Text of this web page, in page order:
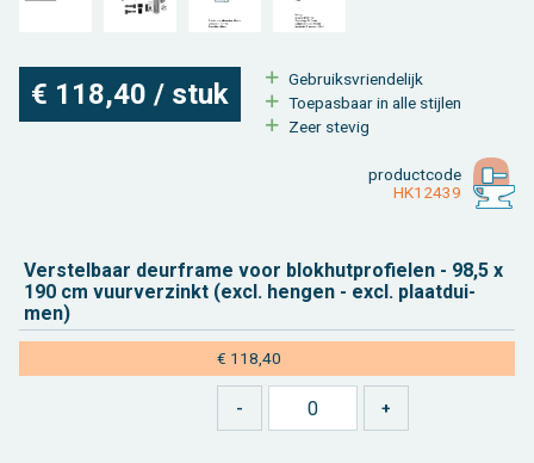
€ 118,40 / stuk
Ge­bruiks­vrien­de­lijk
Toe­pas­baar in alle stij­len
Zeer ste­vig
product­code
HK12439
Ver­stel­baar deur­fra­me voor blok­hut­pro­fie­len - 98,5 x
190 cm vuur­ver­zinkt (excl. hen­gen - excl. plaat­dui­
men)
€ 118,40